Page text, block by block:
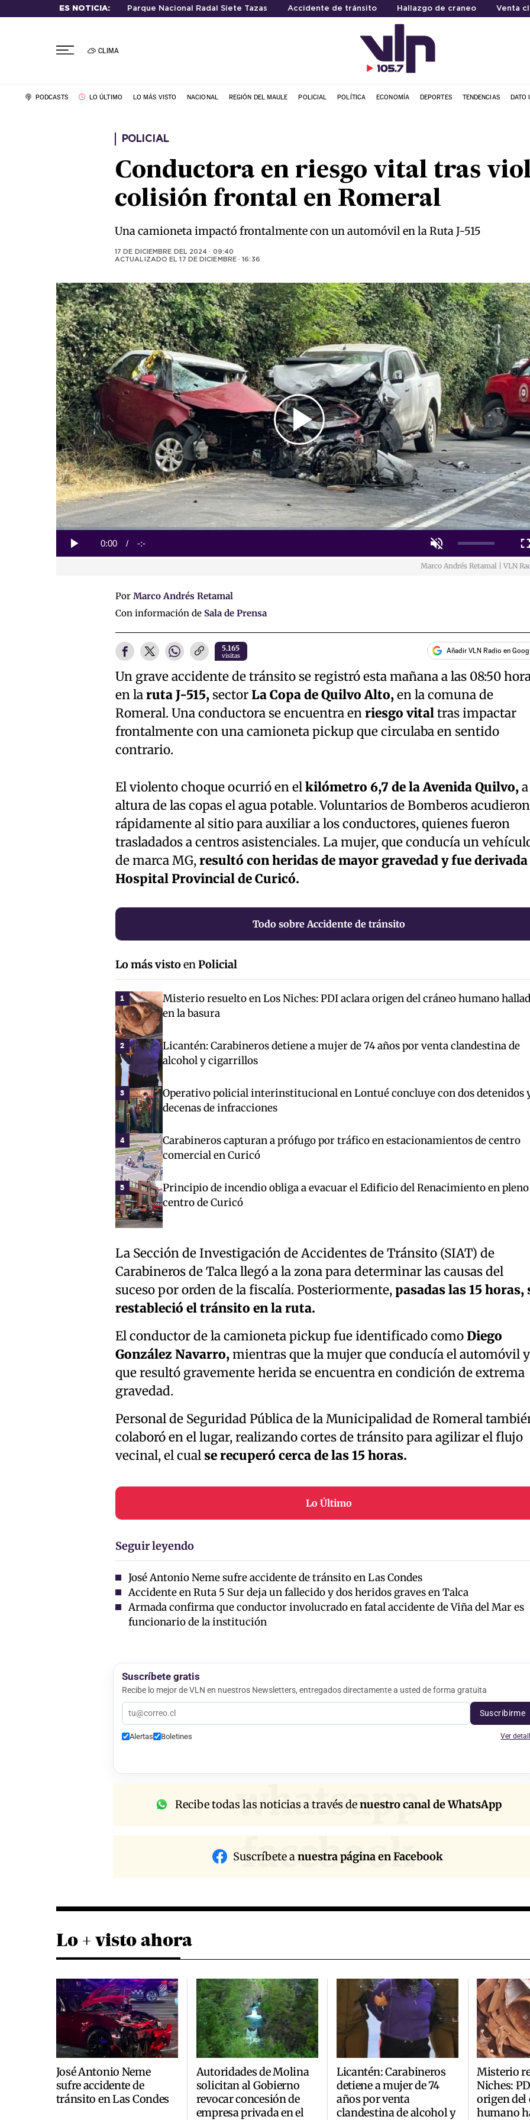
ES NOTICIA: Parque Nacional Radal Siete Tazas Accidente de tránsito Hallazgo de craneo Venta
CLIMA
PODCASTS LO ÚLTIMO LO MÁS VISTO NACIONAL REGIÓN DEL MAULE POLICIAL POLÍTICA ECONOMÍA DEPORTES TENDENCIAS DATO
POLICIAL
Conductora en riesgo vital tras
colisión frontal en Romeral
Una camioneta impactó frontalmente con un automóvil en la Ruta J-515
17 DE DICIEMBRE DEL 2024 · 09:40
ACTUALIZADO EL17 DE DICIEMBRE · 16:36
Play
Video
Play Unmute
Current
0:00 / Duration
-:-
Loaded:
Marco Andrés Retamal | VLN
Por Marco Andrés Retamal
Con información de Sala de Prensa
5.165
visitas
Añadir VLN Radio en
Un grave accidente de tránsito se registró esta mañana a las 08:50
en laruta J-515,sectorLa Copa de Quilvo Alto,en la comuna de
Romeral. Una conductora se encuentra enriesgo vitaltras impactar
frontalmente con una camioneta pickup que circulaba en sentido
contrario.
El violento choque ocurrió en elkilómetro 6,7 de la Avenida Quilvo,a
altura de las copas el agua potable. Voluntarios de Bomberos acudieron
rápidamente al sitio para auxiliar a los conductores, quienes fueron
trasladados a centros asistenciales. La mujer, que conducía un
de marca MG,resultó con heridas de mayor gravedad y fue derivada
Hospital Provincial de Curicó.
Todo sobre Accidente de tránsito
Lo más vistoenPolicial
1
Misterio resuelto en Los Niches: PDI aclara origen del cráneo humano
en la basura
2
Licantén: Carabineros detiene a mujer de 74 años por venta clandestina de
alcohol y cigarrillos
3
Operativo policial interinstitucional en Lontué concluye con dos detenidos
decenas de infracciones
4
Carabineros capturan a prófugo por tráfico en estacionamientos de centro
comercial en Curicó
5
Principio de incendio obliga a evacuar el Edificio del Renacimiento en pleno
centro de Curicó
La Sección de Investigación de Accidentes de Tránsito (SIAT) de
Carabineros de Talca llegó a la zona para determinar las causas del
suceso por orden de la fiscalía. Posteriormente,pasadas las 15 horas,
restableció el tránsito en la ruta.
El conductor de la camioneta pickup fue identificado comoDiego
González Navarro,mientras que la mujer que conducía el automóvil y
que resultó gravemente herida se encuentra en condición de extrema
gravedad.
Personal de Seguridad Pública de la Municipalidad de Romeral
colaboró en el lugar, realizando cortes de tránsito para agilizar el flujo
vecinal, el cual se recuperó cerca de las 15 horas.
Lo Último
Seguir leyendo
José Antonio Neme sufre accidente de tránsito en Las Condes
Accidente en Ruta 5 Sur deja un fallecido y dos heridos graves en Talca
Armada confirma que conductor involucrado en fatal accidente de Viña del Mar es
funcionario de la institución
Suscríbete gratis
Recibe lo mejor de VLN en nuestros Newsletters, entregados directamente a usted de forma gratuita
Suscribirme
Alertas Boletines Ver
whatsapp
Recibe todas las noticias a través denuestro canal de WhatsApp
facebook
Suscríbete anuestra página en Facebook
Lo + visto ahora
José Antonio Neme
sufre accidente de
tránsito en Las Condes
Autoridades de Molina
solicitan al Gobierno
revocar concesión de
empresa privada en el
Licantén: Carabineros
detiene a mujer de 74
años por venta
clandestina de alcohol y
Misterio
Niches:
origen del
humano